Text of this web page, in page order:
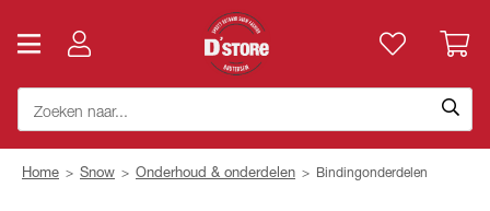
Home > Snow > Onderhoud & onderdelen > Bindingonderdelen